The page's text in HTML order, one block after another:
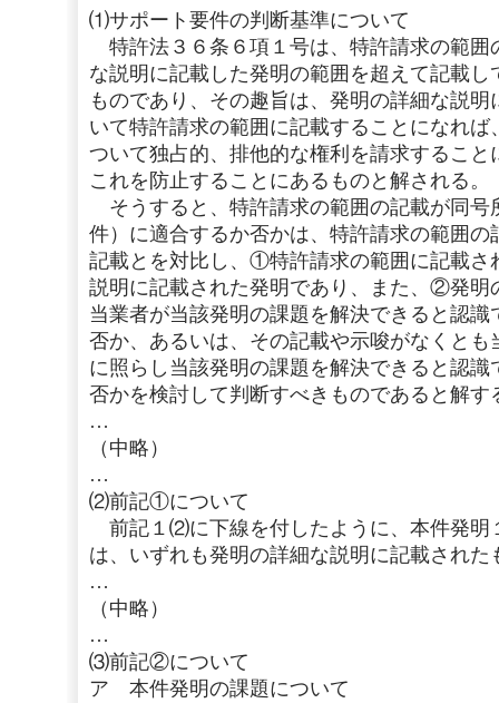
⑴サポート要件の判断基準について
特許法３６条６項１号は、特許請求の範囲
な説明に記載した発明の範囲を超えて記載
ものであり、その趣旨は、発明の詳細な説
いて特許請求の範囲に記載することになれ
ついて独占的、排他的な権利を請求するこ
これを防止することにあるものと解される。
そうすると、特許請求の範囲の記載が同号
件）に適合するか否かは、特許請求の範囲
記載とを対比し、①特許請求の範囲に記載さ
説明に記載された発明であり、また、②発明
当業者が当該発明の課題を解決できると認
否か、あるいは、その記載や示唆がなくと
に照らし当該発明の課題を解決できると認
否かを検討して判断すべきものであると解す
…
（中略）
…
⑵前記①について
前記１⑵に下線を付したように、本件発明
は、いずれも発明の詳細な説明に記載された
…
（中略）
…
⑶前記②について
ア 本件発明の課題について